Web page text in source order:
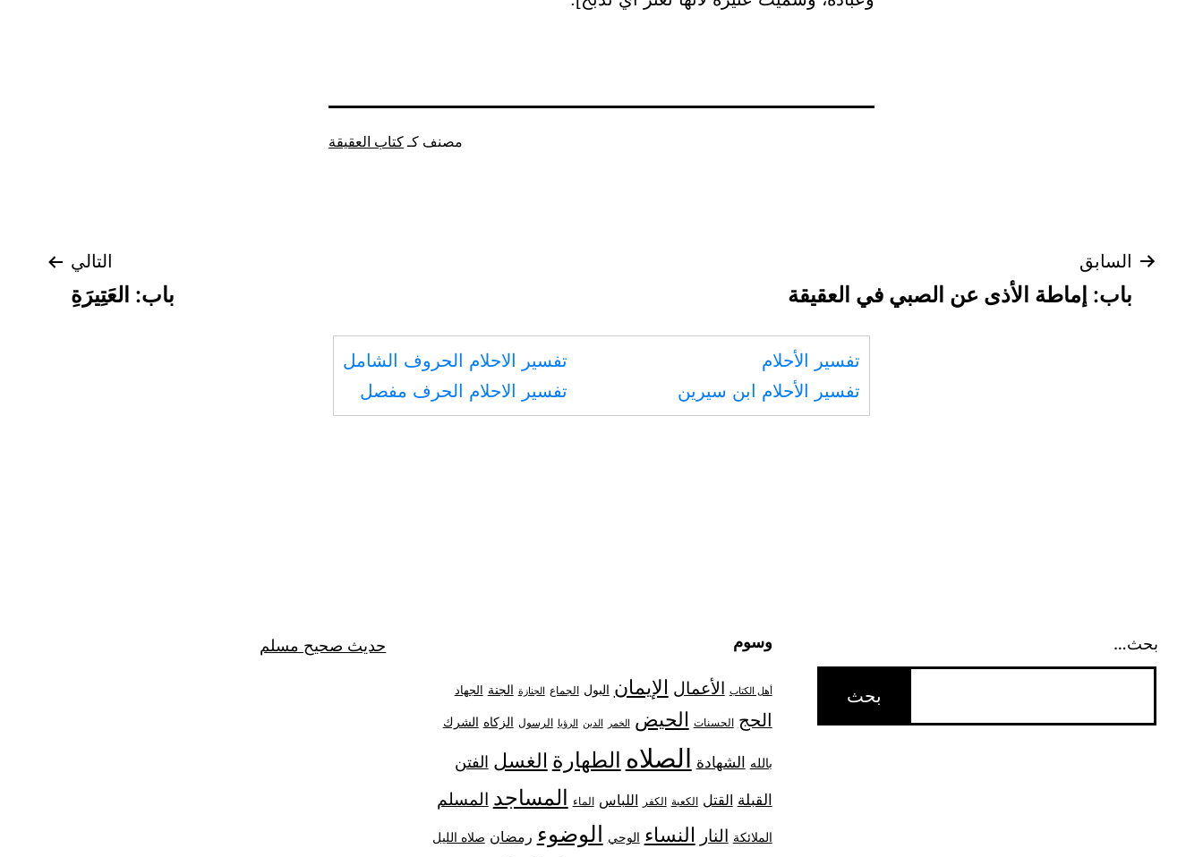
مصنف كـ كتاب العقيقة
تصفّح
المقالات
السابق
باب: إماطة الأذى عن الصبي في العقيقة
التالي
باب: العَتِيرَةِ
تفسير الأحلام
تفسير الأحلام ابن سيرين
تفسير الاحلام الحروف الشامل
تفسير الاحلام الحرف مفصل
بحث… وسوم
أهل الكتاب الأعمال الإيمان البول الجماع الجنازة الجنة الجهاد
الحج الحسنات الحيض الخمر الدين الرؤيا الرسول الزكاه الشرك
بالله الشهادة الصلاه الطهارة الغسل الفتن
القبلة القتل الكعبة الكفر اللباس الماء المساجد المسلم
الملائكة النار النساء الوحي الوضوء رمضان صلاه الليل
حديث صحيح مسلم